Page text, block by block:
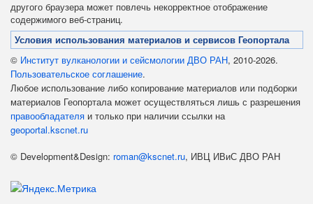
другого браузера может повлечь некорректное отображение
содержимого веб-страниц.
Условия использования материалов и сервисов Геопортала
© Институт вулканологии и сейсмологии ДВО РАН, 2010-2026.
Пользовательское соглашение.
Любое использование либо копирование материалов или подборки
материалов Геопортала может осуществляться лишь с разрешения
правообладателя и только при наличии ссылки на
geoportal.kscnet.ru
© Development&Design: roman@kscnet.ru, ИВЦ ИВиС ДВО РАН